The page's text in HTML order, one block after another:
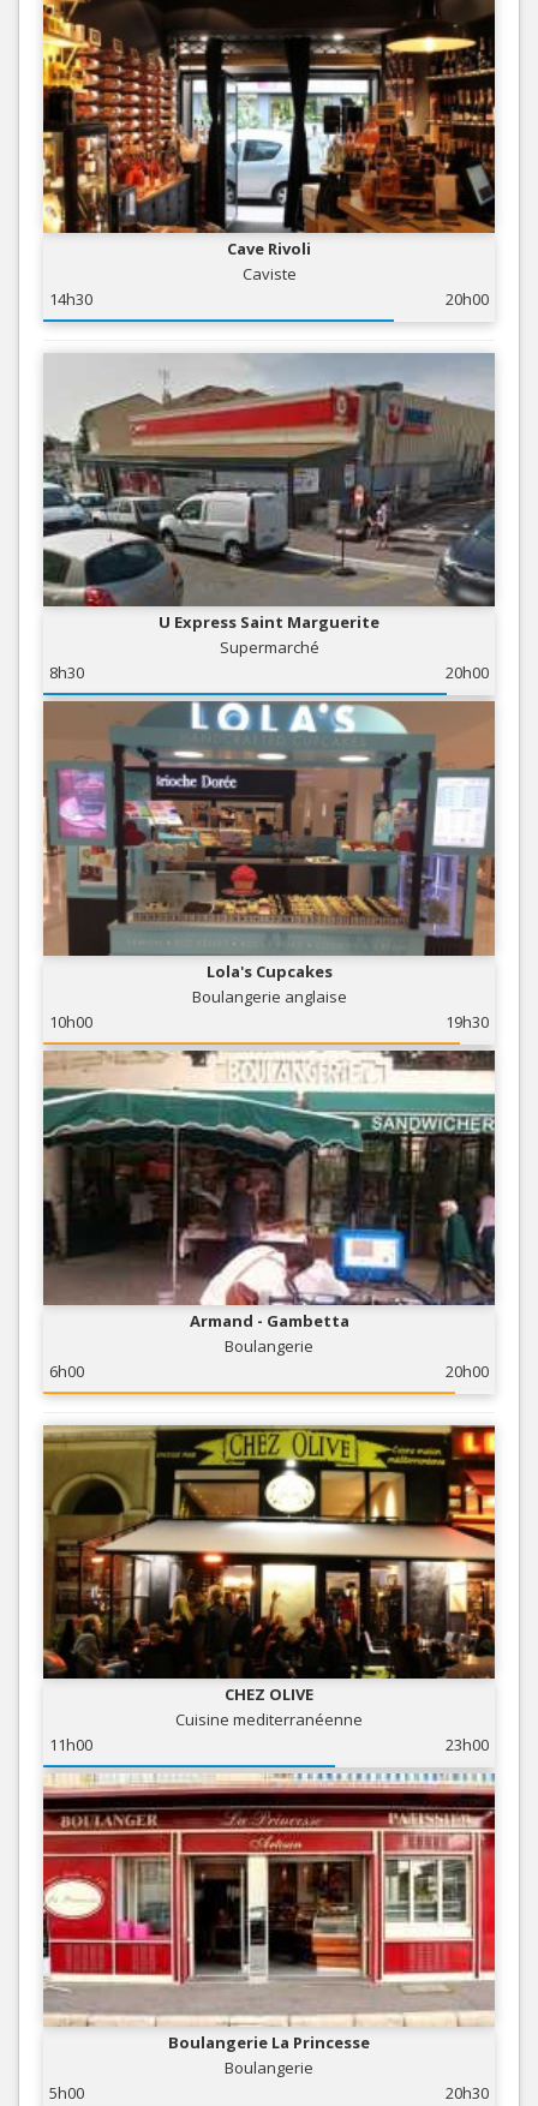
Cave Rivoli
Caviste
14h30
20h00
U Express Saint Marguerite
Supermarché
8h30
20h00
Lola's Cupcakes
Boulangerie anglaise
10h00
19h30
Armand - Gambetta
Boulangerie
6h00
20h00
CHEZ OLIVE
Cuisine mediterranéenne
11h00
23h00
Boulangerie La Princesse
Boulangerie
5h00
20h30